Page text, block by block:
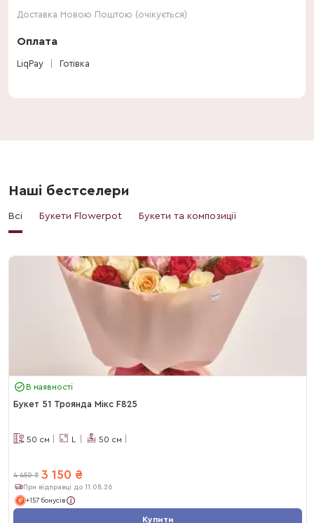
Доставка Новою Поштою (очікується)
Оплата
LiqPay Готівка
Наші бестселери
Всі Букети Flowerpot Букети та композиції
В наявності
Букет 51 Троянда Мікс F825
50 см L 50 см
4 450 ₴ 3 150 ₴
При відправці до 11.08.26
+157 бонусів
Купити